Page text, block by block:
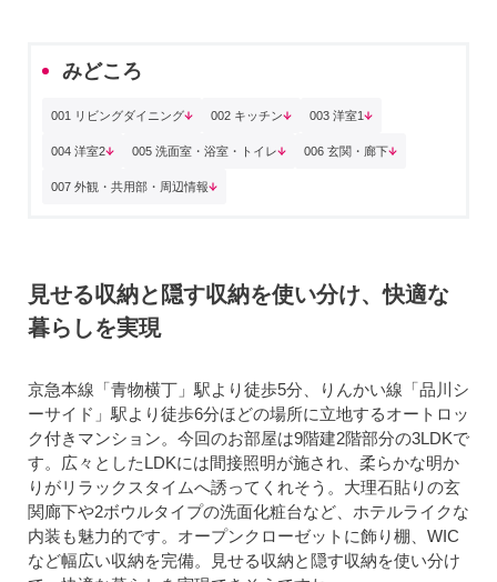
みどころ
001 リビングダイニング 002 キッチン 003 洋室1
004 洋室2 005 洗面室・浴室・トイレ 006 玄関・廊下
007 外観・共用部・周辺情報
見せる収納と隠す収納を使い分け、快適な
暮らしを実現
京急本線「青物横丁」駅より徒歩5分、りんかい線「品川シ
ーサイド」駅より徒歩6分ほどの場所に立地するオートロッ
ク付きマンション。今回のお部屋は9階建2階部分の3LDKで
す。広々としたLDKには間接照明が施され、柔らかな明か
りがリラックスタイムへ誘ってくれそう。大理石貼りの玄
関廊下や2ボウルタイプの洗面化粧台など、ホテルライクな
内装も魅力的です。オープンクローゼットに飾り棚、WIC
など幅広い収納を完備。見せる収納と隠す収納を使い分け